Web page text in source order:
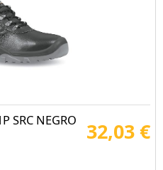
32,03 €
SRC NEGRO